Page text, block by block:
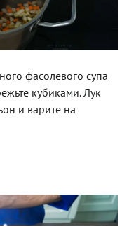
фасолевого супа
кубиками. Лук
и варите на